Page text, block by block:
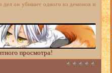
дел он убивает одного из демонов и
просмотра!